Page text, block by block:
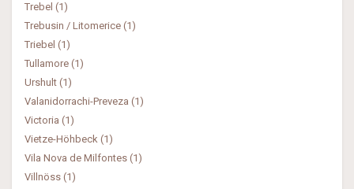
Trebel (1)
Trebusin / Litomerice (1)
Triebel (1)
Tullamore (1)
Urshult (1)
Valanidorrachi-Preveza (1)
Victoria (1)
Vietze-Höhbeck (1)
Vila Nova de Milfontes (1)
Villnöss (1)